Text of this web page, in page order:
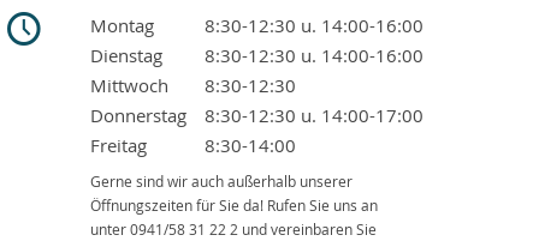
Montag
8:30-12:30 u. 14:00-16:00
Dienstag
8:30-12:30 u. 14:00-16:00
Mittwoch
8:30-12:30
Donnerstag
8:30-12:30 u. 14:00-17:00
Freitag
8:30-14:00
Gerne sind wir auch außerhalb unserer
Öffnungszeiten für Sie da! Rufen Sie uns an
unter 0941/58 31 22 2 und vereinbaren Sie